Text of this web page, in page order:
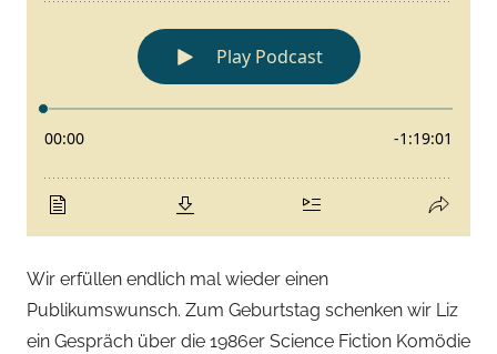
Wir erfüllen endlich mal wieder einen
Publikumswunsch. Zum Geburtstag schenken wir Liz
ein Gespräch über die 1986er Science Fiction Komödie